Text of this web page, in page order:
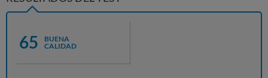
65
BUENA
CALIDAD